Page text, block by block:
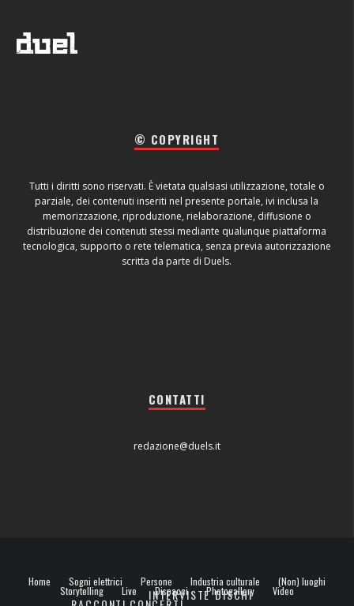
© COPYRIGHT
Tutti i diritti sono riservati. È vietata qualsiasi utilizzazione, totale o
parziale, dei contenuti inseriti nel presente portale, ivi inclusa la
memorizzazione, riproduzione, rielaborazione, diffusione o
distribuzione dei contenuti stessi mediante qualunque piattaforma
tecnologica, supporto o rete telematica, senza previa autorizzazione
scritta da parte di Duels.
CONTATTI
redazione@duels.it
Home Sogni elettrici Persone
INTERVISTE
Industria culturale
DISCHI
(Non) luoghi
Storytelling Live Dispacci Photogallery Video